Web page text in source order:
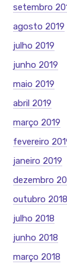
setembro
agosto 2019
julho 2019
junho 2019
maio 2019
abril 2019
março 2019
fevereiro
janeiro 2019
dezembro
outubro 2018
julho 2018
junho 2018
março 2018